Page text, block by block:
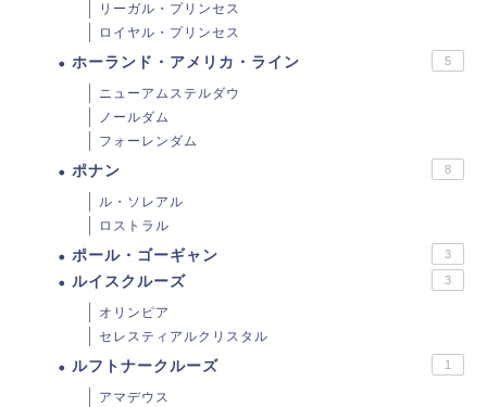
リーガル・プリンセス
ロイヤル・プリンセス
ホーランド・アメリカ・ライン 5
ニューアムステルダウ
ノールダム
フォーレンダム
ポナン 8
ル・ソレアル
ロストラル
ポール・ゴーギャン 3
ルイスクルーズ 3
オリンピア
セレスティアルクリスタル
ルフトナークルーズ 1
アマデウス